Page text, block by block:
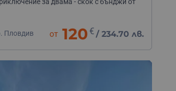
Пловдив от 120 € /234.70 лв.